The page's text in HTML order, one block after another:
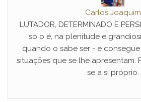
Carlos Joaquim
LUTADOR, DETERMINADO E
só o é, na plenitude e
quando o sabe ser - e
situações que se lhe apresentam.
se a si próprio.